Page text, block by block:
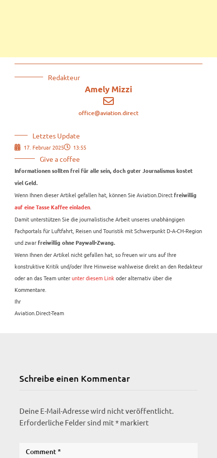
Redakteur
Amely Mizzi
office@aviation.direct
Letztes Update
17. Februar 2025 13:55
Give a coffee
Informationen sollten frei für alle sein, doch guter Journalismus kostet
viel Geld.
Wenn Ihnen dieser Artikel gefallen hat, können Sie Aviation.Direct freiwillig
auf eine Tasse Kaffee einladen
Damit unterstützen Sie die journalistische Arbeit unseres unabhängigen
Fachportals für Luftfahrt, Reisen und Touristik mit Schwerpunkt D-A-CH-Region
und zwar freiwillig ohne Paywall-Zwang.
Wenn Ihnen der Artikel nicht gefallen hat, so freuen wir uns auf Ihre
konstruktive Kritik und/oder Ihre Hinweise wahlweise direkt an den Redakteur
oder an das Team unterunter diesem Link oder alternativ über die
Kommentare.
Ihr
Aviation.Direct-Team
Schreibe einen Kommentar
Deine E-Mail-Adresse wird nicht veröffentlicht.
Erforderliche Felder sind mit* markiert